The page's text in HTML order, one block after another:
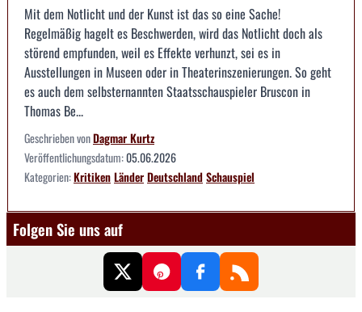
Mit dem Notlicht und der Kunst ist das so eine Sache!
Regelmäßig hagelt es Beschwerden, wird das Notlicht doch als
störend empfunden, weil es Effekte verhunzt, sei es in
Ausstellungen in Museen oder in Theaterinszenierungen. So geht
es auch dem selbsternannten Staatsschauspieler Bruscon in
Thomas Be...
Geschrieben vonDagmar Kurtz
Veröffentlichungsdatum:05.06.2026
Kategorien:KritikenLänderDeutschlandSchauspiel
Folgen Sie uns auf